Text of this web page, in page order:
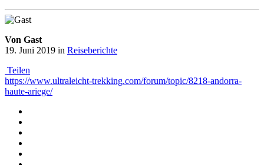
Von Gast
19. Juni 2019 in Reiseberichte
Teilen
https://www.ultraleicht-trekking.com/forum/topic/8218-andorra-
haute-ariege/